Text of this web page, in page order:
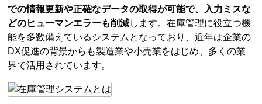
での情報更新や正確なデータの取得が可能で、入力ミスな
どのヒューマンエラーも削減します。在庫管理に役立つ機
能を多数備えているシステムとなっており、近年は企業の
DX促進の背景からも製造業や小売業をはじめ、多くの業
界で活用されています。